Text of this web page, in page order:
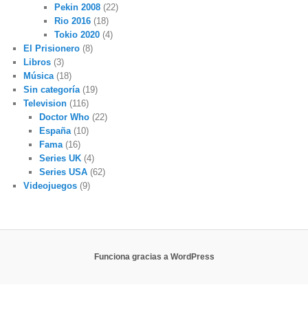
Pekin 2008 (22)
Rio 2016 (18)
Tokio 2020 (4)
El Prisionero (8)
Libros (3)
Música(18)
Sin categoría(19)
Television (116)
Doctor Who(22)
España(10)
Fama(16)
Series UK(4)
Series USA(62)
Videojuegos (9)
Funciona gracias a WordPress